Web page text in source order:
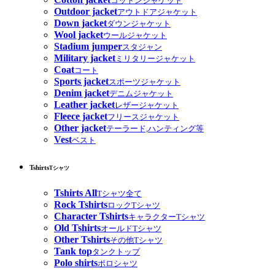
Outdoor jacketアウトドアジャケット
Down jacketダウンジャケット
Wool jacketウールジャケット
Stadium jumperスタジャン
Military jacketミリタリージャケット
Coatコート
Sports jacketスポーツジャケット
Denim jacketデニムジャケット
Leather jacketレザージャケット
Fleece jacketフリースジャケット
Other jacketテーラード,ハンティング等
Vestベスト
TshirtsTシャツ
Tshirts AllTシャツ全て
Rock TshirtsロックTシャツ
Character TshirtsキャラクターTシャツ
Old TshirtsオールドTシャツ
Other Tshirtsその他Tシャツ
Tank topタンクトップ
Polo shirtsポロシャツ